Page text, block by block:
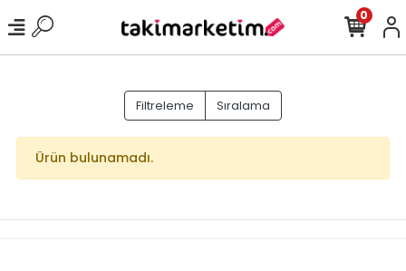
0
Filtreleme Sıralama
Ürün bulunamadı.